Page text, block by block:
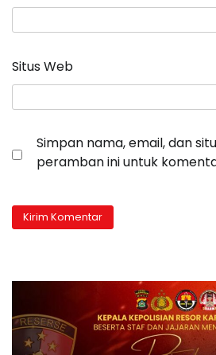
Situs Web
Simpan nama, email, dan
peramban ini untuk